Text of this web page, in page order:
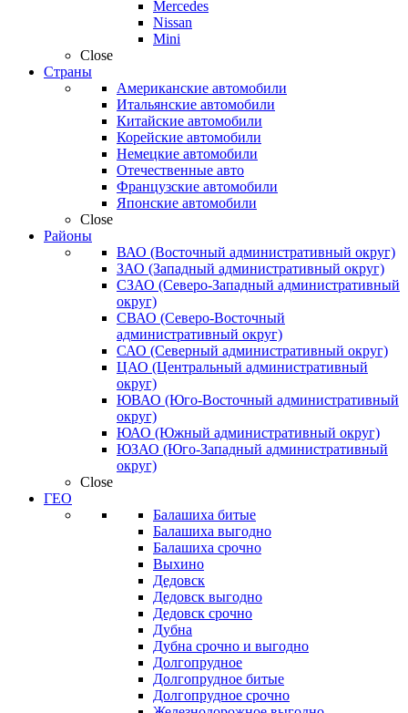
Mercedes
Nissan
Mini
Close
Страны
Американские автомобили
Итальянские автомобили
Китайские автомобили
Корейские автомобили
Немецкие автомобили
Отечественные авто
Французские автомобили
Японские автомобили
Close
Районы
ВАО (Восточный административный округ)
ЗАО (Западный административный округ)
СЗАО (Северо-Западный административный
округ)
СВАО (Северо-Восточный
административный округ)
САО (Северный административный округ)
ЦАО (Центральный административный
округ)
ЮВАО (Юго-Восточный административный
округ)
ЮАО (Южный административный округ)
ЮЗАО (Юго-Западный административный
округ)
Close
ГЕО
Балашиха битые
Балашиха выгодно
Балашиха срочно
Выхино
Дедовск
Дедовск выгодно
Дедовск срочно
Дубна
Дубна срочно и выгодно
Долгопрудное
Долгопрудное битые
Долгопрудное срочно